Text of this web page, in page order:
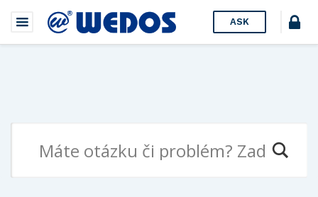
ASK